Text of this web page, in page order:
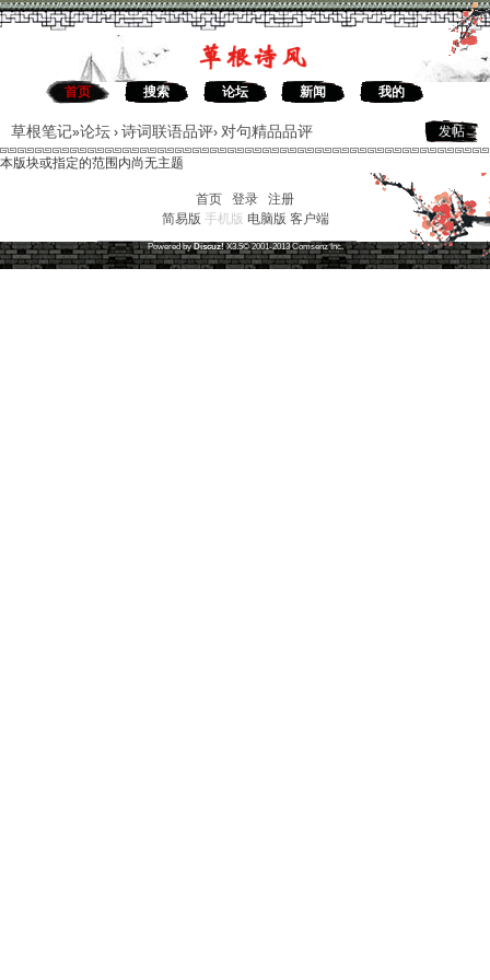
首页 搜索 论坛 新闻 我的
草根笔记»论坛 › 诗词联语品评› 对句精品品评 发帖
本版块或指定的范围内尚无主题
首页 登录
注册
简易版 手机版 电脑版 客户端
Powered byDiscuz! X3.5© 2001-2013ComsenzInc.